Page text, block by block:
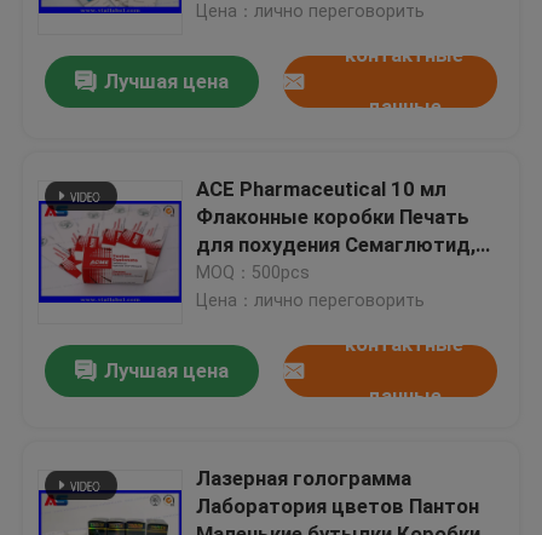
Путешествие фабрики
Свяжитесь мы
Спросите цитату
ярлыки пробирки 10mL
Небольшие ярлыки бутылки
Цена：лично переговорить
Лучшая цена
контактные
данные
ACE Pharmaceutical 10 мл
Флаконные коробки Печать
для похудения Семаглютид,
Тирзепатид
MOQ：500pcs
Цена：лично переговорить
Лучшая цена
контактные
данные
Лазерная голограмма
Лаборатория цветов Пантон